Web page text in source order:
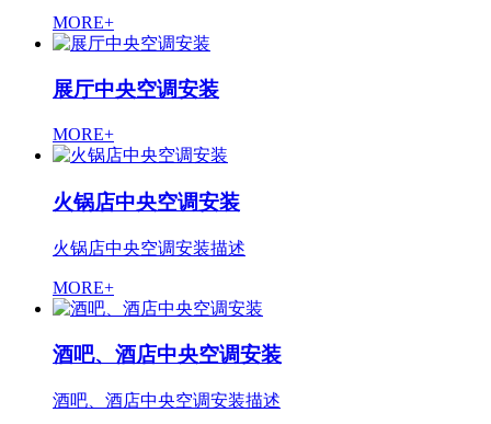
MORE+
展厅中央空调安装
MORE+
火锅店中央空调安装
火锅店中央空调安装描述
MORE+
酒吧、酒店中央空调安装
酒吧、酒店中央空调安装描述